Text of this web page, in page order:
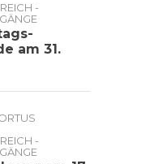
-
am 31.
-